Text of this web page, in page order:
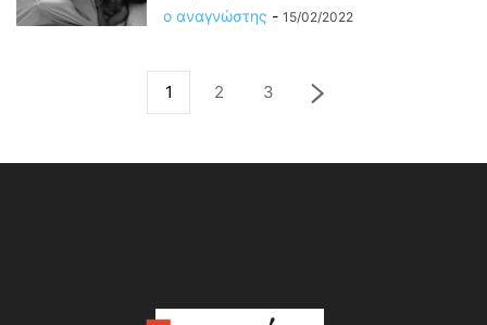
ο αναγνώστης - 15/02/2022
1 2 3